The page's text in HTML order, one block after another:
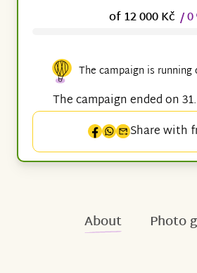
of 12 000 Kč / 0
The campaign is running
The campaign ended on
Share with
About Photo